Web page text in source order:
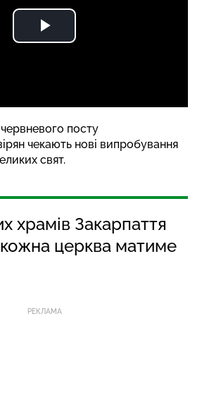
посту
чекають нові випробування
свят.
храмів Закарпаття
церква матиме
РЕКЛАМА